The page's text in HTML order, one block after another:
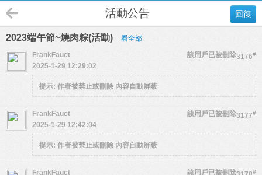
回復
活動公告
2023端午節~燒肉粽(活動) 看全部
3176#
FrankFauct
該用戶已被刪除
2025-1-29 12:29:02
提示: 作者被禁止或刪除 內容自動屏蔽
3177#
FrankFauct
該用戶已被刪除
2025-1-29 12:42:04
提示: 作者被禁止或刪除 內容自動屏蔽
#
FrankFauct
該用戶已被刪除